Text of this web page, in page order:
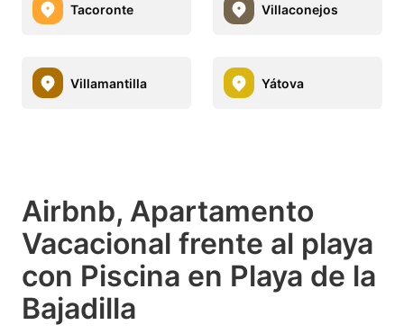
Tacoronte Villaconejos
Villamantilla Yátova
Airbnb, Apartamento
Vacacional frente al playa
con Piscina en Playa de la
Bajadilla